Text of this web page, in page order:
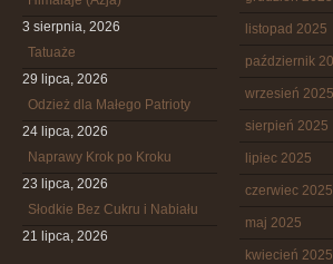
3 sierpnia, 2026
Tatuaże
29 lipca, 2026
Odzież dla Małego Patrioty
24 lipca, 2026
Naprawy Krok po Kroku
23 lipca, 2026
Słodkie Bez Cukru i Nabiału
21 lipca, 2026
listopad 2025
październik
wrzesień 2025
sierpień 2025
lipiec 2025
czerwiec 2025
maj 2025
kwiecień 2025